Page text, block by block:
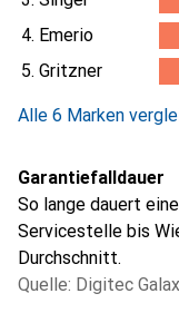
4. Emerio
5. Gritzner
Alle 6 Marken
Garantiefalldauer
So lange dauert
Servicestelle bis
Durchschnitt.
Quelle: Digitec